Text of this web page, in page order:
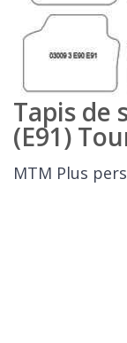
Tapis de
(E91)
MTM Plus